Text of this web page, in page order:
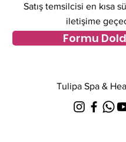
Satış temsilcisi en kısa
iletişime
Formu
Tulipa Spa &